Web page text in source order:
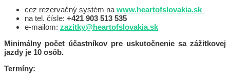
cez rezervačný systém na www.heartofslovakia.sk
na tel. čísle: +421 903 513 535
e-mailom: zazitky@heartofslovakia.sk
Minimálny počet účastníkov pre uskutočnenie sa zážitkovej
jazdy je 10 osôb.
Termíny: